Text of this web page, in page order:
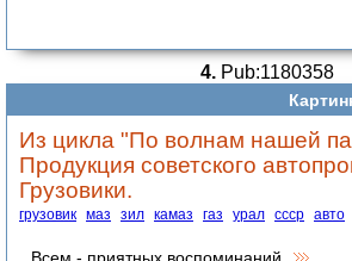
4. Pub:1180358
Из цикла "По волнам нашей
Продукция советского
Грузовики.
грузовик маз зил камаз газ урал ссср авто